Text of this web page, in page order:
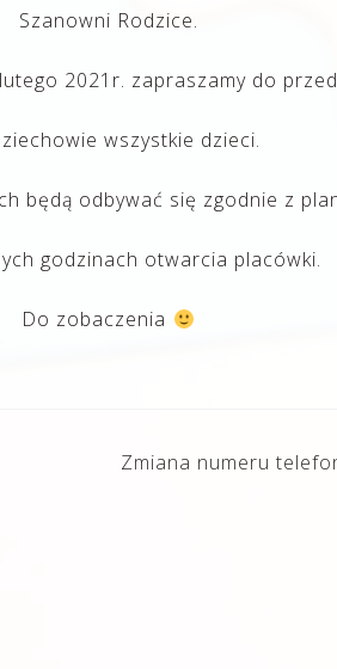
Szanowni Rodzice.
2021r. zapraszamy do
wszystkie dzieci.
będą odbywać się zgodnie z
godzinach otwarcia placówki.
Do zobaczenia
Zmiana numeru